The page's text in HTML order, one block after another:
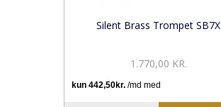
Silent Brass Trompet SB7X
1.770,00 KR.